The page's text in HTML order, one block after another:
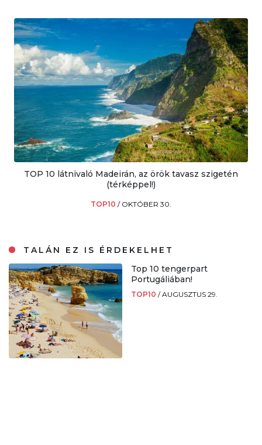
TOP 10 látnivaló Madeirán, az örök tavasz szigetén
(térképpel!)
TOP10 / OKTÓBER 30.
TALÁN EZ IS ÉRDEKELHET
Top 10 tengerpart
Portugáliában!
TOP10 /AUGUSZTUS 29.